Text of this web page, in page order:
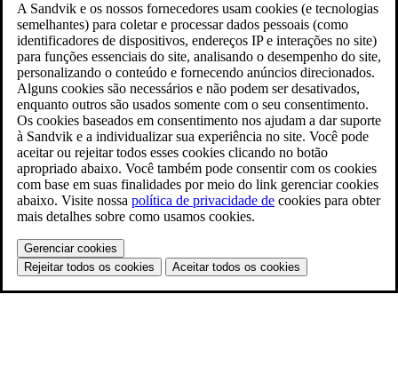
A Sandvik e os nossos fornecedores usam cookies (e tecnologias
semelhantes) para coletar e processar dados pessoais (como
identificadores de dispositivos, endereços IP e interações no site)
para funções essenciais do site, analisando o desempenho do site,
personalizando o conteúdo e fornecendo anúncios direcionados.
Alguns cookies são necessários e não podem ser desativados,
enquanto outros são usados somente com o seu consentimento.
Os cookies baseados em consentimento nos ajudam a dar suporte
à Sandvik e a individualizar sua experiência no site. Você pode
aceitar ou rejeitar todos esses cookies clicando no botão
apropriado abaixo. Você também pode consentir com os cookies
com base em suas finalidades por meio do link gerenciar cookies
abaixo. Visite nossa política de privacidade de cookies para obter
mais detalhes sobre como usamos cookies.
Gerenciar cookies
Rejeitar todos os cookies
Aceitar todos os cookies